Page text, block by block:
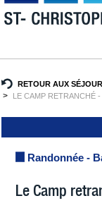
RETOUR AUX
LE CAMP RETRANCHÉ
Randonnée -
Le Camp